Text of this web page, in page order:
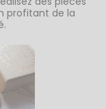
profitant de la